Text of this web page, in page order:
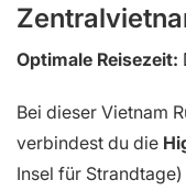
Optimale Reisezeit:
Bei dieser Vietnam
verbindest du die
Insel für